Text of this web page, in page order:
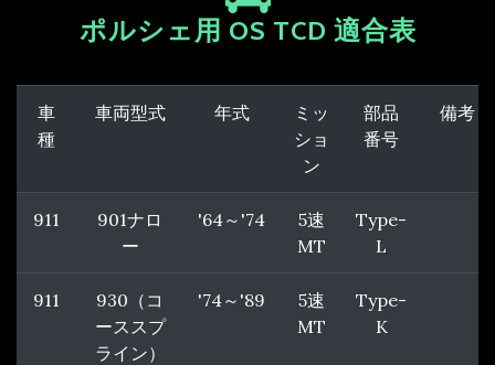
ポルシェ用 OS TCD 適合表
車
種
車両型式 年式
ミッ
ショ
ン
部品
番号
備考
911
901ナロ
ー
'64～'74
5速
MT
Type-
L
911
930（コ
ーススプ
ライン）
'74～'89
5速
MT
Type-
K